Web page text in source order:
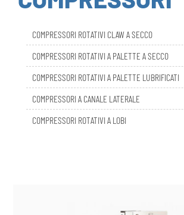
COMPRESSORI ROTATIVI A PALETTE A SECCO
COMPRESSORI ROTATIVI A PALETTE LUBRIFICATI
COMPRESSORI A CANALE LATERALE
COMPRESSORI ROTATIVI A LOBI